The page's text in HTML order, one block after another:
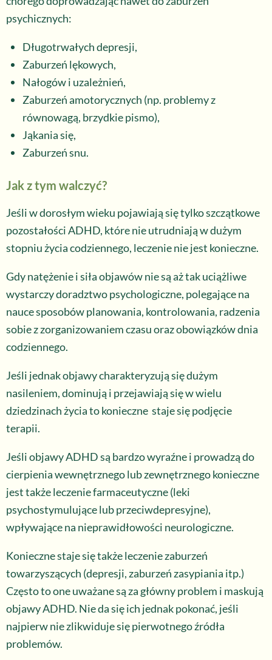
psychicznych:
Długotrwałych depresji,
Zaburzeń lękowych,
Nałogów i uzależnień,
Zaburzeń amotorycznych (np. problemy z
równowagą, brzydkie pismo),
Jąkania się,
Zaburzeń snu.
Jak z tym walczyć?
Jeśli w dorosłym wieku pojawiają się tylko szczątkowe
pozostałości ADHD, które nie utrudniają w dużym
stopniu życia codziennego, leczenie nie jest konieczne.
Gdy natężenie i siła objawów nie są aż tak uciążliwe
wystarczy doradztwo psychologiczne, polegające na
nauce sposobów planowania, kontrolowania, radzenia
sobie z zorganizowaniem czasu oraz obowiązków dnia
codziennego.
Jeśli jednak objawy charakteryzują się dużym
nasileniem, dominują i przejawiają się w wielu
dziedzinach życia to konieczne staje się podjęcie
terapii.
Jeśli objawy ADHD są bardzo wyraźne i prowadzą do
cierpienia wewnętrznego lub zewnętrznego konieczne
jest także leczenie farmaceutyczne (leki
psychostymulujące lub przeciwdepresyjne),
wpływające na nieprawidłowości neurologiczne.
Konieczne staje się także leczenie zaburzeń
towarzyszących (depresji, zaburzeń zasypiania itp.)
Często to one uważane są za główny problem i maskują
objawy ADHD. Nie da się ich jednak pokonać, jeśli
najpierw nie zlikwiduje się pierwotnego źródła
problemów.